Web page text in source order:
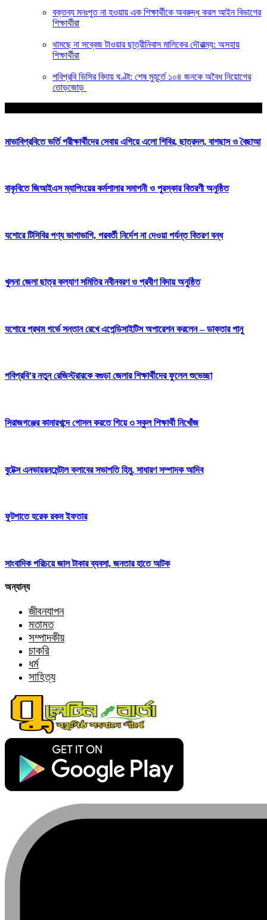
বক্তব্য মনঃপুত না হওয়ায় এক শিক্ষার্থীকে অবরুদ্ধ করল আইন বিভাগের
শিক্ষার্থীরা
থামছে না সব্বেজ টাওয়ার ছাত্রীনিবাস মালিকের দৌরাত্ম্য: অসহায়
শিক্ষার্থীরা
পবিপ্রবি ভিসির বিদায় ঘণ্টা: শেষ মুহূর্তে ১০৪ জনকে অবৈধ নিয়োগের
তোড়জোড়
মাভাবিপ্রবিতে ভর্তি পরীক্ষার্থীদের সেবায় এগিয়ে এলো শিবির, ছাত্রদল, বাগছাস ও বৈছাআ
বাকৃবিতে জিআইএস ম্যাপিংয়ের কর্মশালার সমাপনী ও পুরস্কার বিতরণী অনুষ্ঠিত
যশোরে টিসিবির পণ্য ভাগাভাগি, পরবর্তী নির্দেশ না দেওয়া পর্যন্ত বিতরণ বন্ধ
খুলনা জেলা ছাত্র কল্যাণ সমিতির নবীনবরণ ও প্রবীণ বিদায় অনুষ্ঠিত
যশোরে প্রথম গর্ভে সন্তান রেখে এপেন্ডিসাইটিস অপারেশন করলেন – ডাক্তার পানু
পবিপ্রবি’র নতুন রেজিস্ট্রারকে বগুড়া জেলার শিক্ষার্থীদের ফুলেল শুভেচ্ছা
সিরাজগঞ্জের কামারখন্দে গোসল করতে গিয়ে ৩ স্কুল শিক্ষার্থী নিখোঁজ
বুটেক্স এনভায়রনমেন্টাল ক্লাবের সভাপতি হিমু, সাধারণ সম্পাদক আদিব
ফুটপাতে হরেক রকম ইফতার
সাংবাদিক পরিচয়ে জাল টাকার ব্যবসা, জনতার হাতে আটক
অন্যান্য
জীবনযাপন
মতামত
সম্পাদকীয়
চাকরি
ধর্ম
সাহিত্য